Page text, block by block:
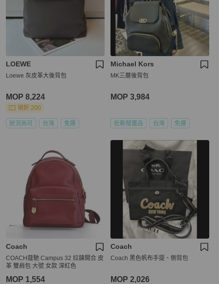
LOEWE
Loewe 灰皮革大後背包
MOP 8,224
現折 200
狀況尚可 台灣 免運
Michael Kors
MK三層後背包
MOP 3,984
近新閒置品 台灣 免運
Coach
COACH蔻馳 Campus 32 拉鍊開合 皮
革 雙肩包 大號 女款 深紅色
MOP 1,554
Coach
Coach 黑色帆布手提、側背包
MOP 2,026